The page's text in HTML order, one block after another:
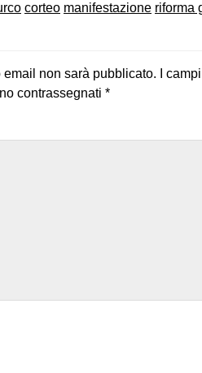
corteo manifestazione riforma
email non sarà pubblicato.
I campi
contrassegnati *